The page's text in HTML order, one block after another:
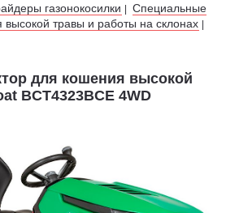
газонокосилки | Специальные
высокой травы и работы на склонах |
для кошения высокой
BCT4323BCE 4WD